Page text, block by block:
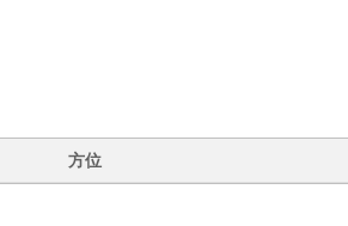
方位